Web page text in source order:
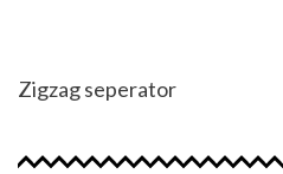
Zigzag seperator